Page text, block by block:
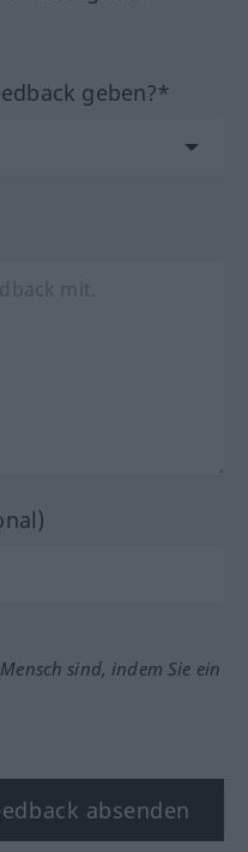
geben?*
sind, indem Sie ein
absenden